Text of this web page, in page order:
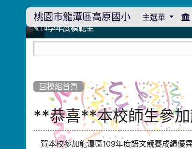
桃園市龍潭區高原國小 主選單
114學年度模範生
114學年度模範生
高原110 追夢向前行
高原110 追夢向前行
橄欖樹群
橄欖樹群
:::
回模組首頁
**恭喜**本校師生參
賀本校參加龍潭區109年度語文競賽成績優異